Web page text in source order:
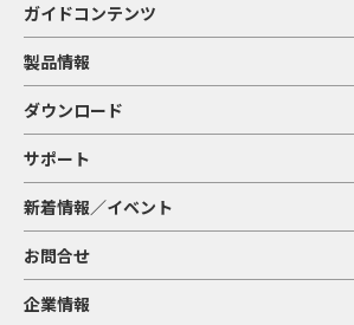
ガイドコンテンツ
製品情報
ダウンロード
サポート
新着情報／イベント
お問合せ
企業情報